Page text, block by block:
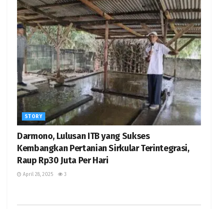
STORY
Darmono, Lulusan ITB yang Sukses
Kembangkan Pertanian Sirkular Terintegrasi,
Raup Rp30 Juta Per Hari
April 28, 2025 3